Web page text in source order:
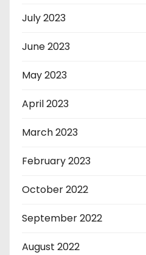
July 2023
June 2023
May 2023
April 2023
March 2023
February 2023
October 2022
September 2022
August 2022